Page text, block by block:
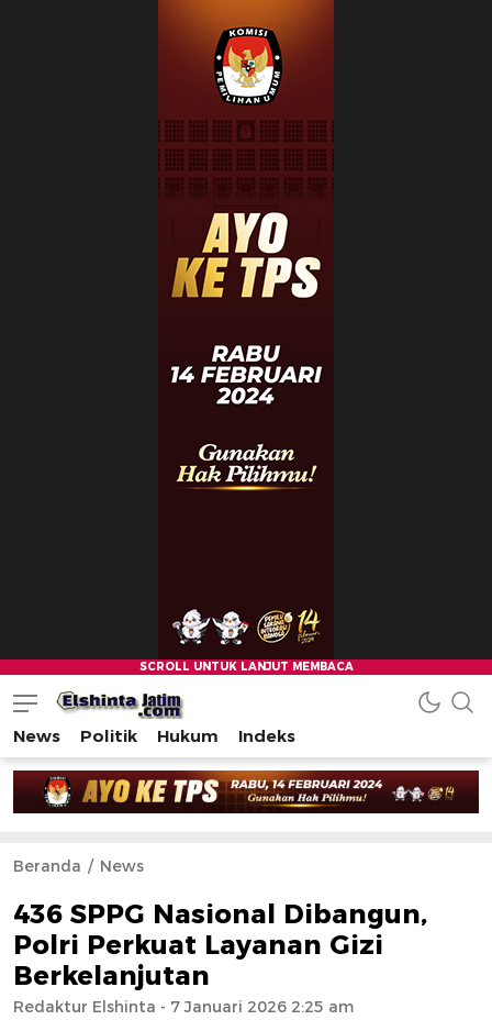
News Politik Hukum Indeks
Beranda News
436 SPPG Nasional Dibangun,
Polri Perkuat Layanan Gizi
Berkelanjutan
Redaktur Elshinta - 7 Januari 2026 2:25 am